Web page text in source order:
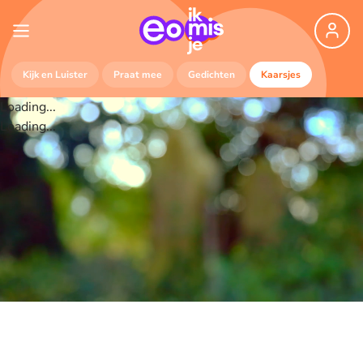
Kijk en Luister Praat mee Gedichten Kaarsjes
Loading...
Loading...